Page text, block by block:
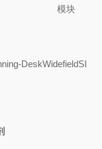
模块
DeskWidefieldSI